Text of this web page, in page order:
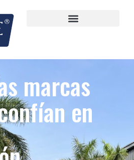
marcas
en